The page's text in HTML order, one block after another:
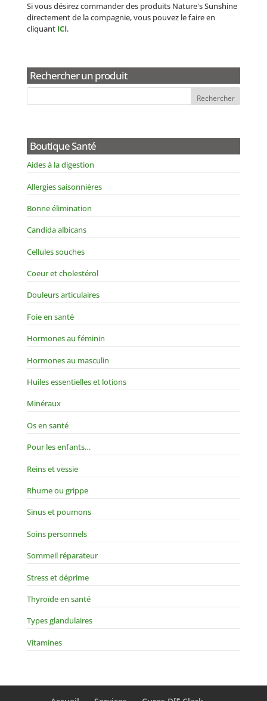
Si vous désirez commander des produits Nature's Sunshine
directement de la compagnie, vous pouvez le faire en
cliquant ICI.
Rechercher un produit
Boutique Santé
Aides à la digestion
Allergies saisonnières
Bonne élimination
Candida albicans
Cellules souches
Coeur et cholestérol
Douleurs articulaires
Foie en santé
Hormones au féminin
Hormones au masculin
Huiles essentielles et lotions
Minéraux
Os en santé
Pour les enfants…
Reins et vessie
Rhume ou grippe
Sinus et poumons
Soins personnels
Sommeil réparateur
Stress et déprime
Thyroïde en santé
Types glandulaires
Vitamines
re